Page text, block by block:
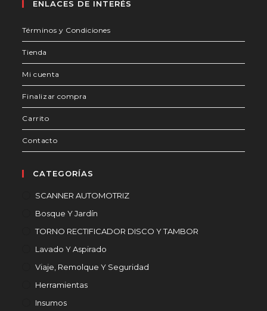
una
pestaña
una
pestaña
una
pestaña
ENLACES DE INTERÉS
Términos y Condiciones
Tienda
Mi cuenta
Finalizar compra
Carrito
Contacto
CATEGORÍAS
SCANNER AUTOMOTRIZ
Bosque Y Jardín
TORNO RECTIFICADOR DISCO Y TAMBOR
Lavado Y Aspirado
Viaje, Remolque Y Seguridad
Herramientas
Insumos